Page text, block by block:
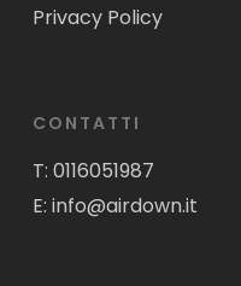
Privacy Policy
CONTATTI
T: 0116051987
E: info@airdown.it